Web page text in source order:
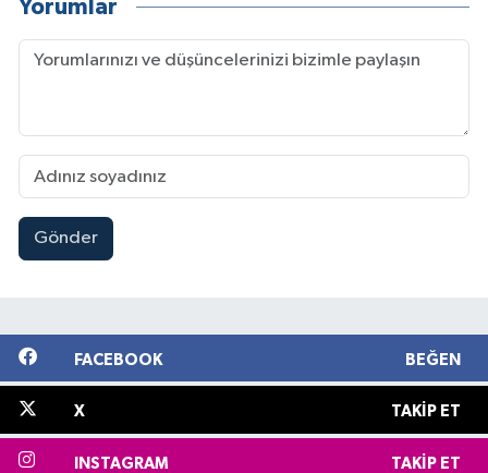
Yorumlar
Gönder
FACEBOOK BEĞEN
X TAKIP ET
INSTAGRAM TAKIP ET